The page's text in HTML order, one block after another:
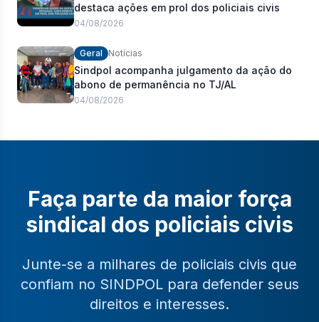
destaca ações em prol dos policiais civis
04/08/2026
Geral Notícias
Sindpol acompanha julgamento da ação do
abono de permanência no TJ/AL
04/08/2026
Faça parte da maior força
sindical dos policiais civis
Junte-se a milhares de policiais civis que
confiam no SINDPOL para defender seus
direitos e interesses.